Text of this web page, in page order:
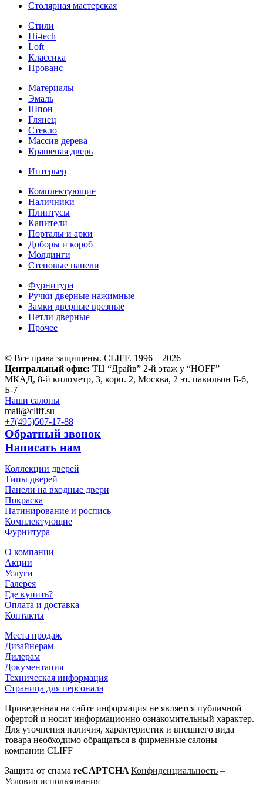
Столярная мастерская
Стили
Hi-tech
Loft
Классика
Прованс
Материалы
Эмаль
Шпон
Глянец
Стекло
Массив дерева
Крашеная дверь
Интерьер
Комплектующие
Наличники
Плинтусы
Капители
Порталы и арки
Доборы и короб
Молдинги
Стеновые панели
Фурнитура
Ручки дверные нажимные
Замки дверные врезные
Петли дверные
Прочее
© Все права защищены. CLIFF. 1996 – 2026
Центральный офис: ТЦ “Драйв” 2-й этаж у “HOFF”
МКАД, 8-й километр, 3, корп. 2, Москва, 2 эт. павильон Б-6,
Б-7
Наши салоны
mail@cliff.su
+7(495)507-17-88
Обратный звонок
Написать нам
Коллекции дверей
Типы дверей
Панели на входные двери
Покраска
Патинирование и роспись
Комплектующие
Фурнитура
О компании
Акции
Услуги
Галерея
Где купить?
Оплата и доставка
Контакты
Места продаж
Дизайнерам
Дилерам
Документация
Техническая информация
Страница для персонала
Приведенная на сайте информация не является публичной
офертой и носит информационно ознакомительный характер.
Для уточнения наличия, характеристик и внешнего вида
товара необходимо обращаться в фирменные салоны
компании CLIFF
Защита от спама reCAPTCHA Конфиденциальность –
Условия использования